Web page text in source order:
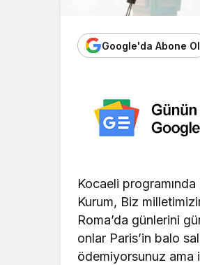
Google'da Abone Ol
Kocaeli
Kurum, Biz
Roma’da günlerini
onlar Paris’in balo
ödemiyorsunuz ama